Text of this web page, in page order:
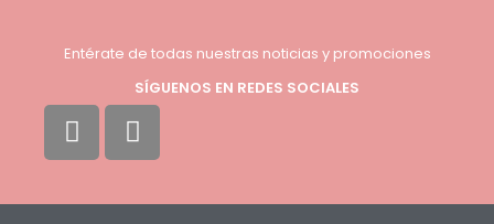
Entérate de todas nuestras noticias y promociones
SÍGUENOS EN REDES SOCIALES